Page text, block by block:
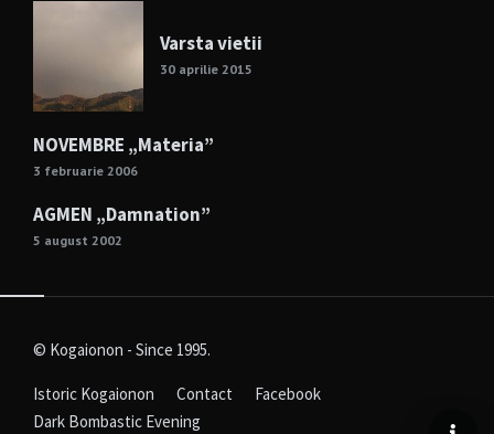
Varsta vietii
30 aprilie 2015
NOVEMBRE „Materia”
3 februarie 2006
AGMEN „Damnation”
5 august 2002
© Kogaionon - Since 1995.
Istoric Kogaionon Contact
Facebook
Dark Bombastic Evening